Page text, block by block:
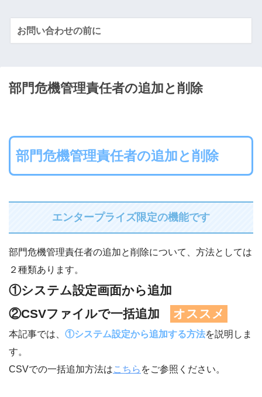
お問い合わせの前に
部門危機管理責任者の追加と削除
部門危機管理責任者の追加と削除
エンタープライズ限定の機能です
部門危機管理責任者の追加と削除について、方法としては
２種類あります。
①システム設定画面から追加
②CSVファイルで一括追加 オススメ
本記事では、 ①システム設定から追加する方法を説明しま
す。
CSVでの一括追加方法はこちら をご参照ください。